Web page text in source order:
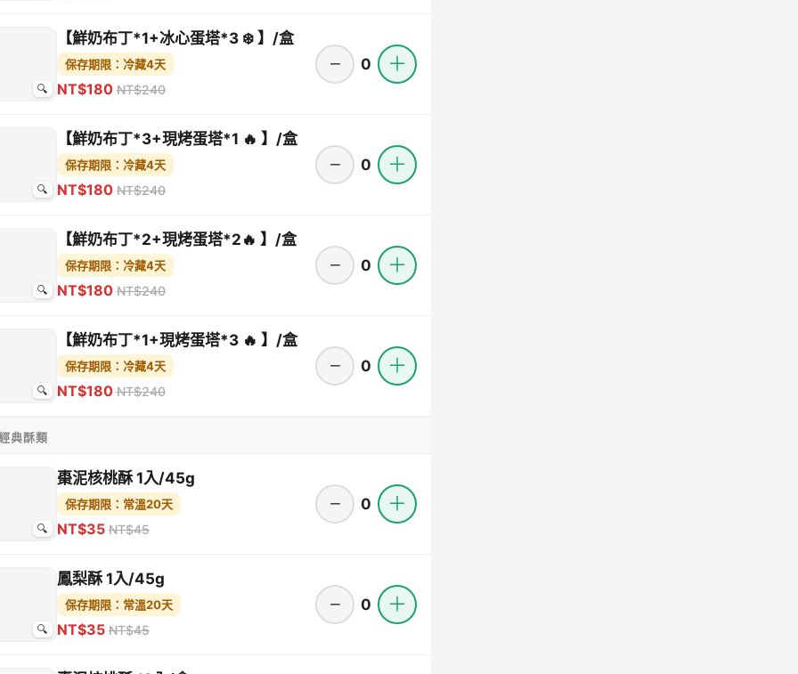
🔍
【鮮奶布丁*1+冰心蛋塔*3 ❄️ 】/盒
保存期限：冷藏4天
NT$180 NT$240
− 0 ＋
🔍
【鮮奶布丁*3+現烤蛋塔*1 🔥 】/盒
保存期限：冷藏4天
NT$180 NT$240
− 0 ＋
🔍
【鮮奶布丁*2+現烤蛋塔*2🔥 】/盒
保存期限：冷藏4天
NT$180 NT$240
− 0 ＋
🔍
【鮮奶布丁*1+現烤蛋塔*3 🔥 】/盒
保存期限：冷藏4天
NT$180 NT$240
− 0 ＋
典酥類
🔍
棗泥核桃酥 1入/45g
保存期限：常溫20天
NT$35 NT$45
− 0 ＋
🔍
鳳梨酥 1入/45g
保存期限：常溫20天
NT$35 NT$45
− 0 ＋